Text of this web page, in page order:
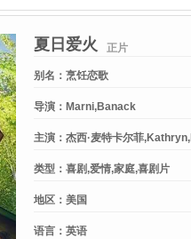
夏日爱火 正片
别名： 烹饪恋歌
导演： Marni,Banack
主演： 杰西·麦特卡尔菲
类型： 喜剧,爱情,家庭,喜剧片
地区： 美国
语言： 英语